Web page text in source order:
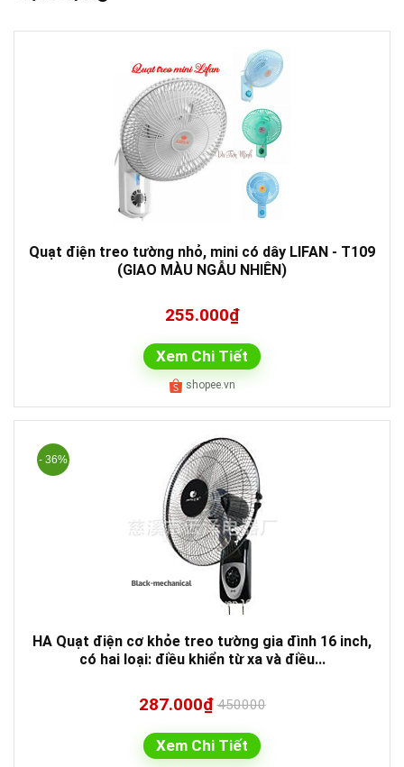
Quạt điện treo tường nhỏ, mini có dây LIFAN - T109
(GIAO MÀU NGẪU NHIÊN)
255.000₫
Xem Chi Tiết
shopee.vn
- 36%
HA Quạt điện cơ khỏe treo tường gia đình 16 inch,
có hai loại: điều khiển từ xa và điều...
287.000₫ 450000
Xem Chi Tiết